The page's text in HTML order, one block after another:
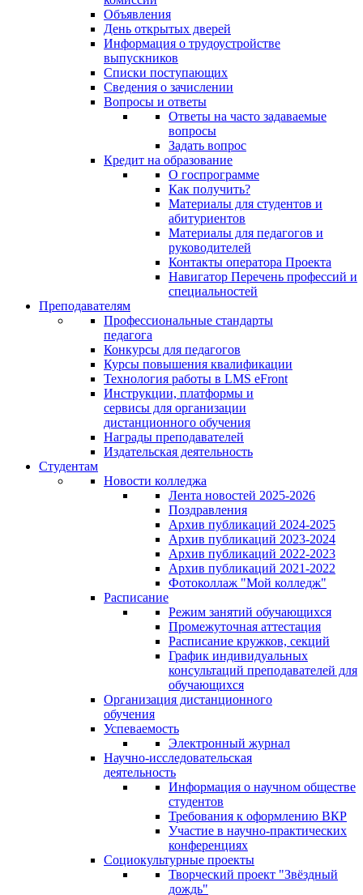
Объявления
День открытых дверей
Информация о трудоустройстве
выпускников
Списки поступающих
Сведения о зачислении
Вопросы и ответы
Ответы на часто задаваемые
вопросы
Задать вопрос
Кредит на образование
О госпрограмме
Как получить?
Материалы для студентов и
абитуриентов
Материалы для педагогов и
руководителей
Контакты оператора Проекта
Навигатор Перечень профессий и
специальностей
Преподавателям
Профессиональные стандарты
педагога
Конкурсы для педагогов
Курсы повышения квалификации
Технология работы в LMS eFront
Инструкции, платформы и
сервисы для организации
дистанционного обучения
Награды преподавателей
Издательская деятельность
Студентам
Новости колледжа
Лента новостей 2025-2026
Поздравления
Архив публикаций 2024-2025
Архив публикаций 2023-2024
Архив публикаций 2022-2023
Архив публикаций 2021-2022
Фотоколлаж "Мой колледж"
Расписание
Режим занятий обучающихся
Промежуточная аттестация
Расписание кружков, секций
График индивидуальных
консультаций преподавателей для
обучающихся
Организация дистанционного
обучения
Успеваемость
Электронный журнал
Научно-исследовательская
деятельность
Информация о научном обществе
студентов
Требования к оформлению ВКР
Участие в научно-практических
конференциях
Социокультурные проекты
Творческий проект "Звёздный
дождь"